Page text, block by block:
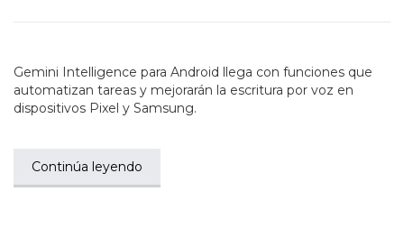
Gemini Intelligence para Android llega con funciones que
automatizan tareas y mejorarán la escritura por voz en
dispositivos Pixel y Samsung.
Continúa leyendo